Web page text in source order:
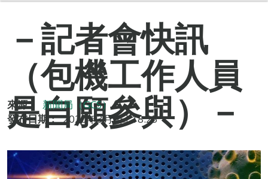
－記者會快訊
（包機工作人員
是自願參與）－
來源：
新聞局（GCS）
發布日期： 2020年3月6日 18:25